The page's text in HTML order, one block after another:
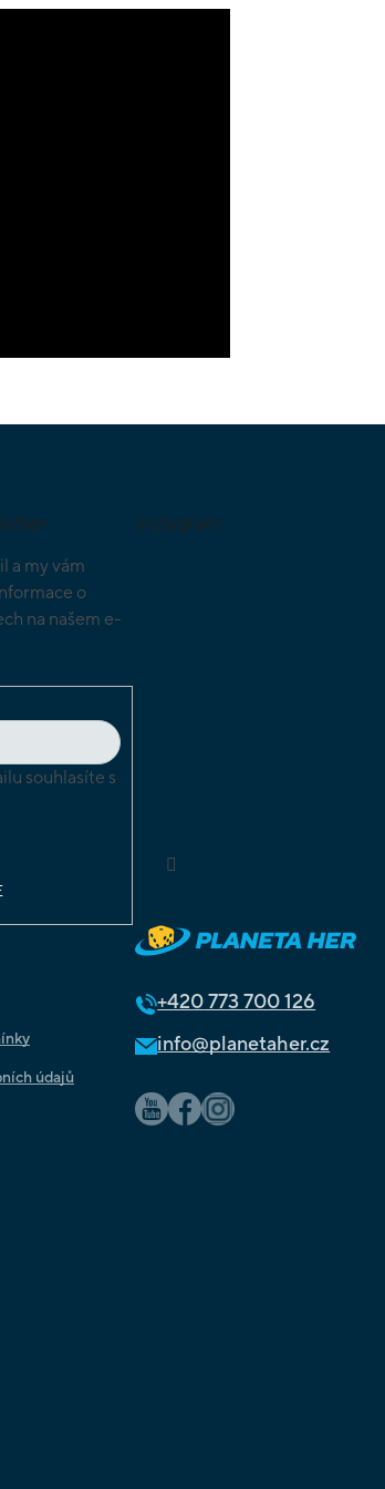
a my vám
o
na našem e-
souhlasíte s
Instagram
údajů
+420773 700 126
info@planetaher.cz